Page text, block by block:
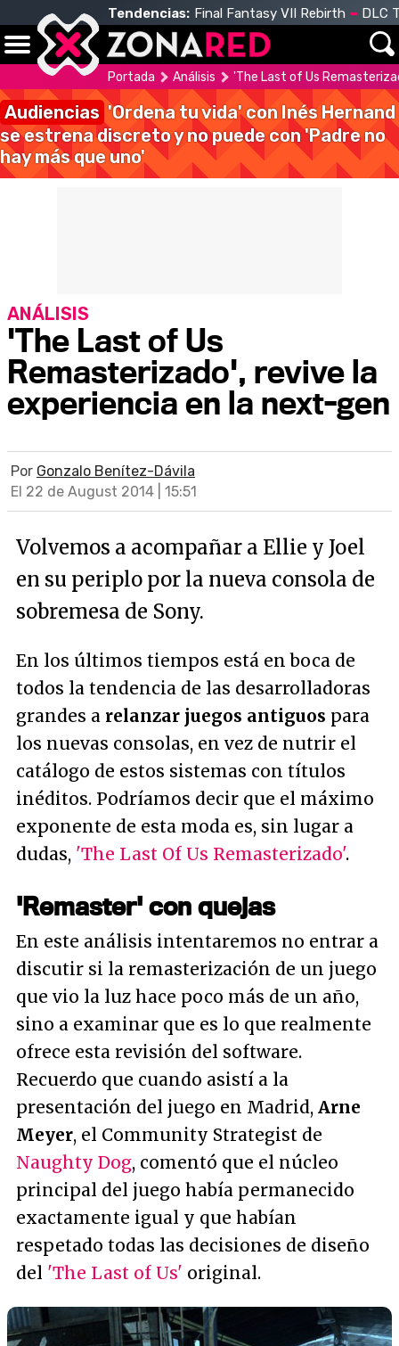
Tendencias: Final Fantasy VII Rebirth DLC
Portada Análisis 'The Last of Us
Audiencias 'Ordena tu vida' con Inés Hernand
se estrena discreto y no puede con 'Padre no
hay más que uno'
'The Last of Us
Remasterizado', revive la
experiencia en la next-gen
ANÁLISIS
Por Gonzalo Benítez-Dávila
El 22 de August 2014 | 15:51
Volvemos a acompañar a Ellie y Joel
en su periplo por la nueva consola de
sobremesa de Sony.
En los últimos tiempos está en boca de
todos la tendencia de las desarrolladoras
grandes a relanzar juegos antiguos para
los nuevas consolas, en vez de nutrir el
catálogo de estos sistemas con títulos
inéditos. Podríamos decir que el máximo
exponente de esta moda es, sin lugar a
dudas, 'The Last Of Us Remasterizado'.
'Remaster' con quejas
En este análisis intentaremos no entrar a
discutir si la remasterización de un juego
que vio la luz hace poco más de un año,
sino a examinar que es lo que realmente
ofrece esta revisión del software.
Recuerdo que cuando asistí a la
presentación del juego en Madrid, Arne
Meyer, el Community Strategist de
Naughty Dog, comentó que el núcleo
principal del juego había permanecido
exactamente igual y que habían
respetado todas las decisiones de diseño
del 'The Last of Us' original.